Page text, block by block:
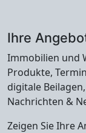
Ihre
Immobilien und
Produkte,
digitale Beilagen,
Nachrichten &
Zeigen Sie Ihre